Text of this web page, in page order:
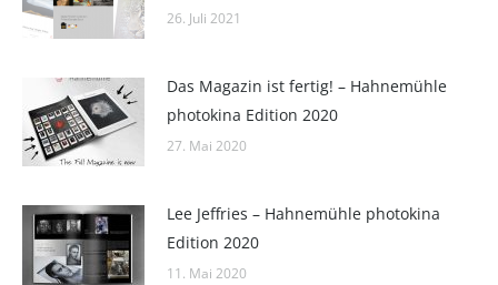
26. Juli 2021
Das Magazin ist fertig! – Hahnemühle
photokina Edition 2020
27. Mai 2020
Lee Jeffries – Hahnemühle photokina
Edition 2020
11. Mai 2020